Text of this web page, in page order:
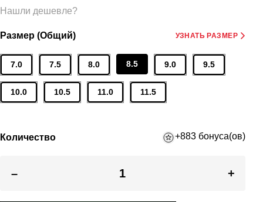
Нашли дешевле?
Размер (Общий) УЗНАТЬ РАЗМЕР
7.0 7.5 8.0 8.5 9.0 9.5
10.0 10.5 11.0 11.5
Количество +883 бонуса(ов)
– +